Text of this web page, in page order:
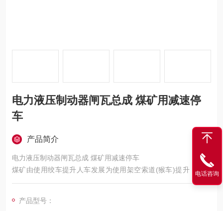
电力液压制动器闸瓦总成 煤矿用减速停
车
产品简介
电力液压制动器闸瓦总成 煤矿用减速停车
煤矿由使用绞车提升人车发展为使用架空索道(猴车)提升，地下
矿用架空索道（猴车）的结构原理为将钢丝绳安装在驱动轮、托
动力带动驱动轮和钢丝绳运行，从而实现输送矿工的原理。
产品型号：
电话咨询